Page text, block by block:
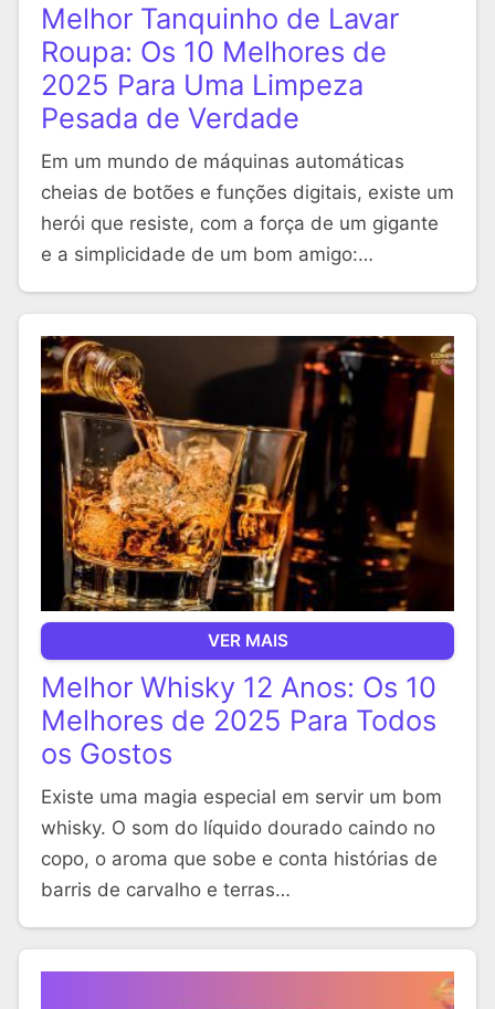
Melhor Tanquinho de Lavar
Roupa: Os 10 Melhores de
2025 Para Uma Limpeza
Pesada de Verdade
Em um mundo de máquinas automáticas
cheias de botões e funções digitais, existe um
herói que resiste, com a força de um gigante
e a simplicidade de um bom amigo:…
VER MAIS
Melhor Whisky 12 Anos: Os 10
Melhores de 2025 Para Todos
os Gostos
Existe uma magia especial em servir um bom
whisky. O som do líquido dourado caindo no
copo, o aroma que sobe e conta histórias de
barris de carvalho e terras…